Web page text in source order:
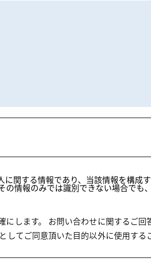
関する情報であり、当該情報を構成
情報のみでは識別できない場合で
します。 お問い合わせに関するご
してご同意頂いた目的以外に使用す